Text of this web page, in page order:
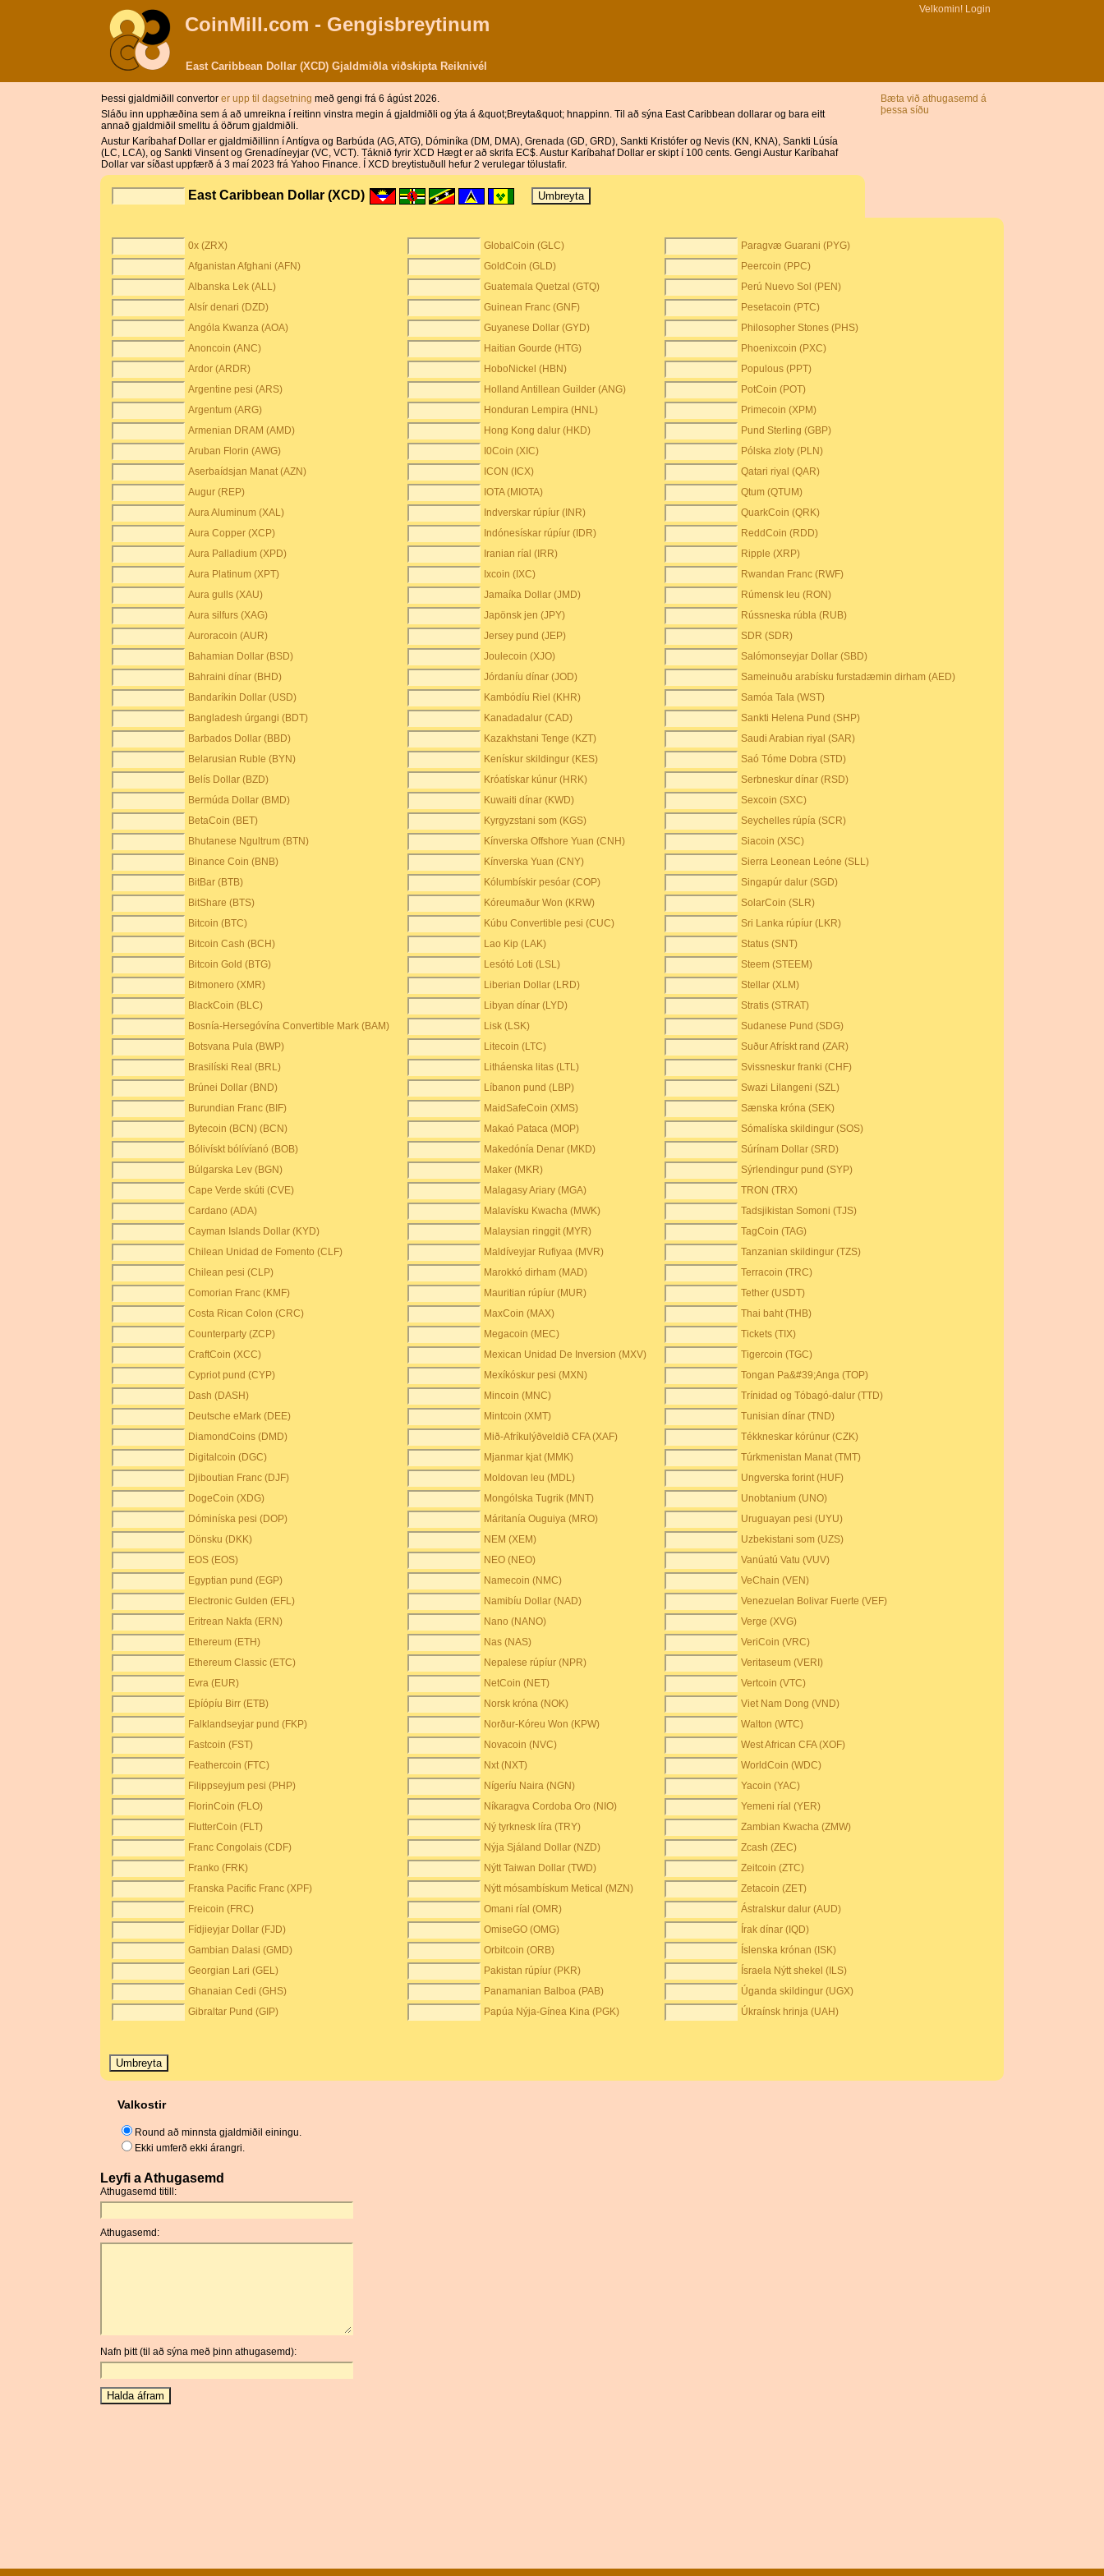
CoinMill.com - Gengisbreytinum
Velkomin! Login
East Caribbean Dollar (XCD) Gjaldmiðla viðskipta Reiknivél
Þessi gjaldmiðill convertor er upp til dagsetning með gengi frá 6 ágúst 2026.
Sláðu inn upphæðina sem á að umreikna í reitinn vinstra megin á gjaldmiðli og ýta á &quot;Breyta&quot; hnappinn. Til að sýna East Caribbean dollarar og bara eitt
annað gjaldmiðil smelltu á öðrum gjaldmiðli.
Austur Karíbahaf Dollar er gjaldmiðillinn í Antígva og Barbúda (AG, ATG), Dóminíka (DM, DMA), Grenada (GD, GRD), Sankti Kristófer og Nevis (KN, KNA), Sankti Lúsía
(LC, LCA), og Sankti Vinsent og Grenadíneyjar (VC, VCT). Táknið fyrir XCD Hægt er að skrifa EC$. Austur Karíbahaf Dollar er skipt í 100 cents. Gengi Austur Karíbahaf
Dollar var síðast uppfærð á 3 maí 2023 frá Yahoo Finance. Í XCD breytistuðull hefur 2 verulegar tölustafir.
Bæta við athugasemd á
þessa síðu
East Caribbean Dollar (XCD)
0x (ZRX) GlobalCoin (GLC)
Paragvæ Guarani (PYG)
Afganistan Afghani (AFN)
GoldCoin (GLD)
Peercoin (PPC)
Albanska Lek (ALL)
Guatemala Quetzal (GTQ)
Perú Nuevo Sol (PEN)
Alsír denari (DZD)
Guinean Franc (GNF)
Pesetacoin (PTC)
Angóla Kwanza (AOA)
Guyanese Dollar (GYD)
Philosopher Stones (PHS)
Anoncoin (ANC)
Haitian Gourde (HTG)
Phoenixcoin (PXC)
Ardor (ARDR)
HoboNickel (HBN)
Populous (PPT)
Argentine pesi (ARS)
Holland Antillean Guilder (ANG)
PotCoin (POT)
Argentum (ARG)
Honduran Lempira (HNL)
Primecoin (XPM)
Armenian DRAM (AMD)
Hong Kong dalur (HKD)
Pund Sterling (GBP)
Aruban Florin (AWG)
I0Coin (XIC)
Pólska zloty (PLN)
Aserbaídsjan Manat (AZN)
ICON (ICX)
Qatari riyal (QAR)
Augur (REP)
IOTA (MIOTA)
Qtum (QTUM)
Aura Aluminum (XAL)
Indverskar rúpíur (INR)
QuarkCoin (QRK)
Aura Copper (XCP)
Indónesískar rúpíur (IDR)
ReddCoin (RDD)
Aura Palladium (XPD)
Iranian ríal (IRR)
Ripple (XRP)
Aura Platinum (XPT)
Ixcoin (IXC)
Rwandan Franc (RWF)
Aura gulls (XAU)
Jamaíka Dollar (JMD)
Rúmensk leu (RON)
Aura silfurs (XAG)
Japönsk jen (JPY)
Rússneska rúbla (RUB)
Auroracoin (AUR)
Jersey pund (JEP)
SDR (SDR)
Bahamian Dollar (BSD)
Joulecoin (XJO)
Salómonseyjar Dollar (SBD)
Bahraini dínar (BHD)
Jórdaníu dínar (JOD)
Sameinuðu arabísku furstadæmin dirham (AED)
Bandaríkin Dollar (USD)
Kambódíu Riel (KHR)
Samóa Tala (WST)
Bangladesh úrgangi (BDT)
Kanadadalur (CAD)
Sankti Helena Pund (SHP)
Barbados Dollar (BBD)
Kazakhstani Tenge (KZT)
Saudi Arabian riyal (SAR)
Belarusian Ruble (BYN)
Kenískur skildingur (KES)
Saó Tóme Dobra (STD)
Belís Dollar (BZD)
Króatískar kúnur (HRK)
Serbneskur dínar (RSD)
Bermúda Dollar (BMD)
Kuwaiti dínar (KWD)
Sexcoin (SXC)
BetaCoin (BET)
Kyrgyzstani som (KGS)
Seychelles rúpía (SCR)
Bhutanese Ngultrum (BTN)
Kínverska Offshore Yuan (CNH)
Siacoin (XSC)
Binance Coin (BNB)
Kínverska Yuan (CNY)
Sierra Leonean Leóne (SLL)
BitBar (BTB)
Kólumbískir pesóar (COP)
Singapúr dalur (SGD)
BitShare (BTS)
Kóreumaður Won (KRW)
SolarCoin (SLR)
Bitcoin (BTC)
Kúbu Convertible pesi (CUC)
Sri Lanka rúpíur (LKR)
Bitcoin Cash (BCH)
Lao Kip (LAK)
Status (SNT)
Bitcoin Gold (BTG)
Lesótó Loti (LSL)
Steem (STEEM)
Bitmonero (XMR)
Liberian Dollar (LRD)
Stellar (XLM)
BlackCoin (BLC)
Libyan dínar (LYD)
Stratis (STRAT)
Bosnía-Hersegóvína Convertible Mark (BAM)
Lisk (LSK)
Sudanese Pund (SDG)
Botsvana Pula (BWP)
Litecoin (LTC)
Suður Afrískt rand (ZAR)
Brasilíski Real (BRL)
Litháenska litas (LTL)
Svissneskur franki (CHF)
Brúnei Dollar (BND)
Líbanon pund (LBP)
Swazi Lilangeni (SZL)
Burundian Franc (BIF)
MaidSafeCoin (XMS)
Sænska króna (SEK)
Bytecoin (BCN) (BCN)
Makaó Pataca (MOP)
Sómalíska skildingur (SOS)
Bólivískt bólívíanó (BOB)
Makedónía Denar (MKD)
Súrínam Dollar (SRD)
Búlgarska Lev (BGN)
Maker (MKR)
Sýrlendingur pund (SYP)
Cape Verde skúti (CVE)
Malagasy Ariary (MGA)
TRON (TRX)
Cardano (ADA)
Malavísku Kwacha (MWK)
Tadsjikistan Somoni (TJS)
Cayman Islands Dollar (KYD)
Malaysian ringgit (MYR)
TagCoin (TAG)
Chilean Unidad de Fomento (CLF)
Maldíveyjar Rufiyaa (MVR)
Tanzanian skildingur (TZS)
Chilean pesi (CLP)
Marokkó dirham (MAD)
Terracoin (TRC)
Comorian Franc (KMF)
Mauritian rúpíur (MUR)
Tether (USDT)
Costa Rican Colon (CRC)
MaxCoin (MAX)
Thai baht (THB)
Counterparty (ZCP)
Megacoin (MEC)
Tickets (TIX)
CraftCoin (XCC)
Mexican Unidad De Inversion (MXV)
Tigercoin (TGC)
Cypriot pund (CYP)
Mexíkóskur pesi (MXN)
Tongan Pa&#39;Anga (TOP)
Dash (DASH)
Mincoin (MNC)
Trínidad og Tóbagó-dalur (TTD)
Deutsche eMark (DEE)
Mintcoin (XMT)
Tunisian dínar (TND)
DiamondCoins (DMD)
Mið-Afríkulýðveldið CFA (XAF)
Tékkneskar kórúnur (CZK)
Digitalcoin (DGC)
Mjanmar kjat (MMK)
Túrkmenistan Manat (TMT)
Djiboutian Franc (DJF)
Moldovan leu (MDL)
Ungverska forint (HUF)
DogeCoin (XDG)
Mongólska Tugrik (MNT)
Unobtanium (UNO)
Dóminíska pesi (DOP)
Máritanía Ouguiya (MRO)
Uruguayan pesi (UYU)
Dönsku (DKK)
NEM (XEM)
Uzbekistani som (UZS)
EOS (EOS)
NEO (NEO)
Vanúatú Vatu (VUV)
Egyptian pund (EGP)
Namecoin (NMC)
VeChain (VEN)
Electronic Gulden (EFL)
Namibíu Dollar (NAD)
Venezuelan Bolivar Fuerte (VEF)
Eritrean Nakfa (ERN)
Nano (NANO)
Verge (XVG)
Ethereum (ETH)
Nas (NAS)
VeriCoin (VRC)
Ethereum Classic (ETC)
Nepalese rúpíur (NPR)
Veritaseum (VERI)
Evra (EUR)
NetCoin (NET)
Vertcoin (VTC)
Eþíópíu Birr (ETB)
Norsk króna (NOK)
Viet Nam Dong (VND)
Falklandseyjar pund (FKP)
Norður-Kóreu Won (KPW)
Walton (WTC)
Fastcoin (FST)
Novacoin (NVC)
West African CFA (XOF)
Feathercoin (FTC)
Nxt (NXT)
WorldCoin (WDC)
Filippseyjum pesi (PHP)
Nígeríu Naira (NGN)
Yacoin (YAC)
FlorinCoin (FLO)
Níkaragva Cordoba Oro (NIO)
Yemeni ríal (YER)
FlutterCoin (FLT)
Ný tyrknesk líra (TRY)
Zambian Kwacha (ZMW)
Franc Congolais (CDF)
Nýja Sjáland Dollar (NZD)
Zcash (ZEC)
Franko (FRK)
Nýtt Taiwan Dollar (TWD)
Zeitcoin (ZTC)
Franska Pacific Franc (XPF)
Nýtt mósambískum Metical (MZN)
Zetacoin (ZET)
Freicoin (FRC)
Omani ríal (OMR)
Ástralskur dalur (AUD)
Fídjieyjar Dollar (FJD)
OmiseGO (OMG)
Írak dínar (IQD)
Gambian Dalasi (GMD)
Orbitcoin (ORB)
Íslenska krónan (ISK)
Georgian Lari (GEL)
Pakistan rúpíur (PKR)
Ísraela Nýtt shekel (ILS)
Ghanaian Cedi (GHS)
Panamanian Balboa (PAB)
Úganda skildingur (UGX)
Gibraltar Pund (GIP)
Papúa Nýja-Gínea Kina (PGK) Úkraínsk hrinja (UAH)
Valkostir
Round að minnsta gjaldmiðil einingu.
Ekki umferð ekki árangri.
Leyfi a Athugasemd
Athugasemd titill:
Athugasemd:
Nafn þitt (til að sýna með þinn athugasemd):